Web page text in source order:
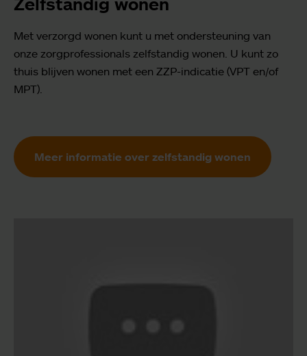
Met verzorgd wonen kunt u met ondersteuning van
onze zorgprofessionals zelfstandig wonen. U kunt zo
thuis blijven wonen met een ZZP-indicatie (VPT en/of
MPT).
Meer informatie over zelfstandig wonen